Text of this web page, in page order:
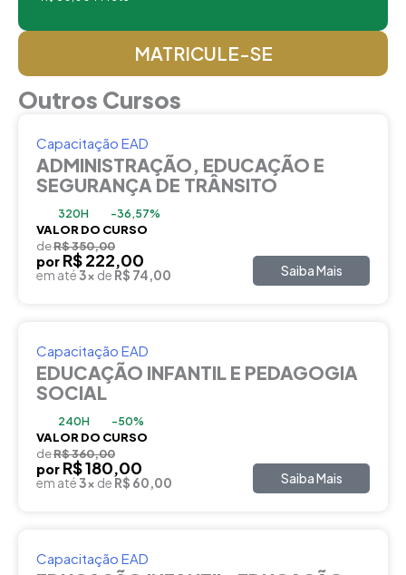
MATRICULE-SE
Outros Cursos
Capacitação EAD
ADMINISTRAÇÃO, EDUCAÇÃO E
SEGURANÇA DE TRÂNSITO
320H -36,57%
VALOR DO CURSO
deR$ 350,00
por R$ 222,00
em até3x de R$ 74,00 Saiba Mais
Capacitação EAD
EDUCAÇÃO INFANTIL E PEDAGOGIA
SOCIAL
240H -50%
VALOR DO CURSO
deR$ 360,00
por R$ 180,00
em até3x de R$ 60,00 Saiba Mais
Capacitação EAD